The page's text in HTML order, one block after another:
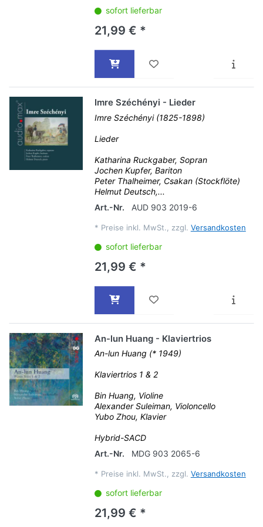
sofort lieferbar
21,99 € *
Imre Széchényi - Lieder
Imre Széchényi (1825-1898)
Lieder
Katharina Ruckgaber, Sopran
Jochen Kupfer, Bariton
Peter Thalheimer, Csakan (Stockflöte)
Helmut Deutsch,...
Art.-Nr.
AUD 903 2019-6
* Preise inkl. MwSt., zzgl. Versandkosten
sofort lieferbar
21,99 € *
An-lun Huang - Klaviertrios
An-lun Huang (* 1949)
Klaviertrios 1 & 2
Bin Huang, Violine
Alexander Suleiman, Violoncello
Yubo Zhou, Klavier
Hybrid-SACD
Art.-Nr.
MDG 903 2065-6
* Preise inkl. MwSt., zzgl. Versandkosten
sofort lieferbar
21,99 € *